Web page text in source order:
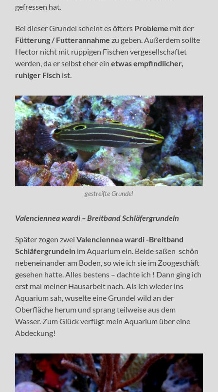
gefressen hat.
Bei dieser Grundel scheint es öfters Probleme mit der
Fütterung / Futterannahme zu geben. Außerdem sollte
Hector nicht mit ruppigen Fischen vergesellschaftet
werden, da er selbst eher einetwas empfindlicher,
ruhiger Fisch ist.
gestreifte Grundel
Valenciennea wardi – Breitband Schläfergrundeln
Später zogen zweiValenciennea wardi -Breitband
Schläfergrundeln im Aquarium ein. Beide saßen schön
nebeneinander am Boden, so wie ich sie im Zoogeschäft
gesehen hatte. Alles bestens – dachte ich ! Dann ging ich
erst mal meiner Hausarbeit nach. Als ich wieder ins
Aquarium sah, wuselte eine Grundel wild an der
Oberfläche herum und sprang teilweise aus dem
Wasser. Zum Glück verfügt mein Aquarium über eine
Abdeckung!